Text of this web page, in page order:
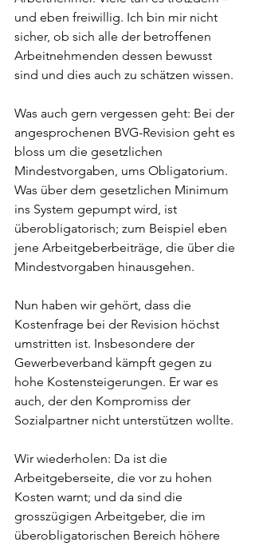
und eben freiwillig. Ich bin mir nicht
sicher, ob sich alle der betroffenen
Arbeitnehmenden dessen bewusst
sind und dies auch zu schätzen wissen.
Was auch gern vergessen geht: Bei der
angesprochenen BVG-Revision geht es
bloss um die gesetzlichen
Mindestvorgaben, ums Obligatorium.
Was über dem gesetzlichen Minimum
ins System gepumpt wird, ist
überobligatorisch; zum Beispiel eben
jene Arbeitgeberbeiträge, die über die
Mindestvorgaben hinausgehen.
Nun haben wir gehört, dass die
Kostenfrage bei der Revision höchst
umstritten ist. Insbesondere der
Gewerbeverband kämpft gegen zu
hohe Kostensteigerungen. Er war es
auch, der den Kompromiss der
Sozialpartner nicht unterstützen wollte.
Wir wiederholen: Da ist die
Arbeitgeberseite, die vor zu hohen
Kosten warnt; und da sind die
grosszügigen Arbeitgeber, die im
überobligatorischen Bereich höhere